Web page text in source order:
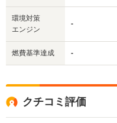
環境対策
エンジン
-
燃費基準達成 -
クチコミ評価